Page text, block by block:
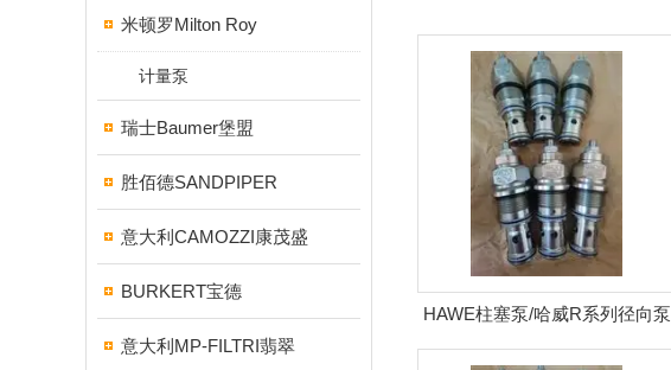
米顿罗Milton Roy
计量泵
瑞士Baumer堡盟
胜佰德SANDPIPER
意大利CAMOZZI康茂盛
BURKERT宝德
意大利MP-FILTRI翡翠
HAWE柱塞泵/哈威R系列径向泵